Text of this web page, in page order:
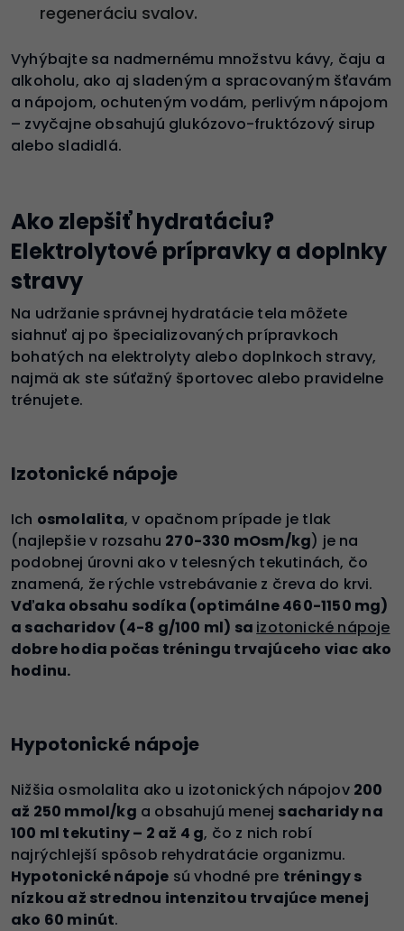
regeneráciu svalov.
Vyhýbajte sa nadmernému množstvu kávy, čaju a
alkoholu, ako aj sladeným a spracovaným šťavám
a nápojom, ochuteným vodám, perlivým nápojom
– zvyčajne obsahujú glukózovo-fruktózový sirup
alebo sladidlá.
Ako zlepšiť hydratáciu?
Elektrolytové prípravky a doplnky
stravy
Na udržanie správnej hydratácie tela môžete
siahnuť aj po špecializovaných prípravkoch
bohatých na elektrolyty alebo doplnkoch stravy,
najmä ak ste súťažný športovec alebo pravidelne
trénujete.
Izotonické nápoje
Ich osmolalita, v opačnom prípade je tlak
(najlepšie v rozsahu 270-330 mOsm/kg) je na
podobnej úrovni ako v telesných tekutinách, čo
znamená, že rýchle vstrebávanie z čreva do krvi.
Vďaka obsahu sodíka (optimálne 460-1150 mg)
a sacharidov (4-8 g/100 ml) sa izotonické nápoje
dobre hodia počas tréningu trvajúceho viac ako
hodinu.
Hypotonické nápoje
Nižšia osmolalita ako u izotonických nápojov 200
až 250 mmol/kg a obsahujú menej sacharidy na
100 ml tekutiny – 2 až 4 g, čo z nich robí
najrýchlejší spôsob rehydratácie organizmu.
Hypotonické nápoje sú vhodné pre tréningy s
nízkou až strednou intenzitou trvajúce menej
ako 60 minút.